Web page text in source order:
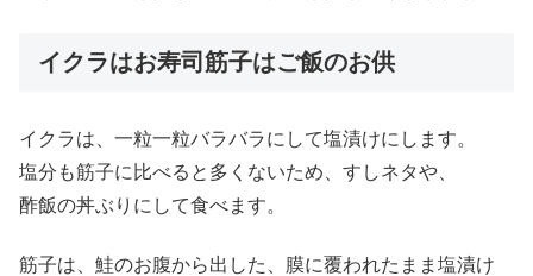
イクラはお寿司筋子はご飯のお供
イクラは、一粒一粒バラバラにして塩漬けにします。
塩分も筋子に比べると多くないため、すしネタや、
酢飯の丼ぶりにして食べます。
筋子は、鮭のお腹から出した、膜に覆われたまま塩漬け